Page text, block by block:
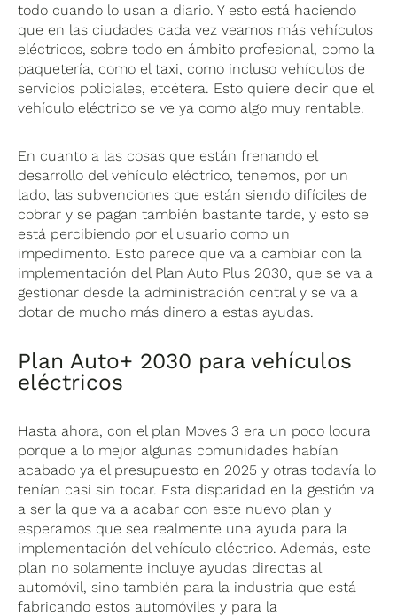
todo cuando lo usan a diario. Y esto está haciendo
que en las ciudades cada vez veamos más vehículos
eléctricos, sobre todo en ámbito profesional, como la
paquetería, como el taxi, como incluso vehículos de
servicios policiales, etcétera. Esto quiere decir que el
vehículo eléctrico se ve ya como algo muy rentable.
En cuanto a las cosas que están frenando el
desarrollo del vehículo eléctrico, tenemos, por un
lado, las subvenciones que están siendo difíciles de
cobrar y se pagan también bastante tarde, y esto se
está percibiendo por el usuario como un
impedimento. Esto parece que va a cambiar con la
implementación del Plan Auto Plus 2030, que se va a
gestionar desde la administración central y se va a
dotar de mucho más dinero a estas ayudas.
Plan Auto+ 2030 para vehículos
eléctricos
Hasta ahora, con el plan Moves 3 era un poco locura
porque a lo mejor algunas comunidades habían
acabado ya el presupuesto en 2025 y otras todavía lo
tenían casi sin tocar. Esta disparidad en la gestión va
a ser la que va a acabar con este nuevo plan y
esperamos que sea realmente una ayuda para la
implementación del vehículo eléctrico. Además, este
plan no solamente incluye ayudas directas al
automóvil, sino también para la industria que está
fabricando estos automóviles y para la